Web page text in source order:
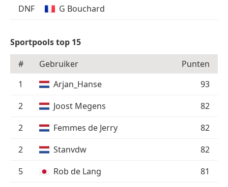
DNF
G Bouchard
Sportpools top 15
#
Gebruiker
Punten
1
Arjan_Hanse
93
2
Joost Megens
82
2
Femmes de Jerry
82
2
Stanvdw
82
5
Rob de Lang
81